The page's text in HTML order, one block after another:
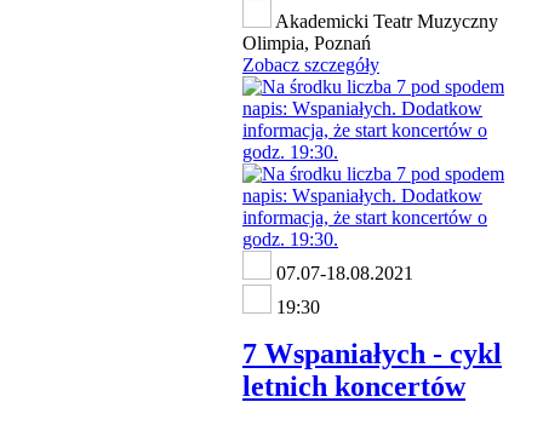
Akademicki Teatr Muzyczny
Olimpia, Poznań
Zobacz szczegóły
07.07-18.08.2021
19:30
7 Wspaniałych - cykl
letnich koncertów